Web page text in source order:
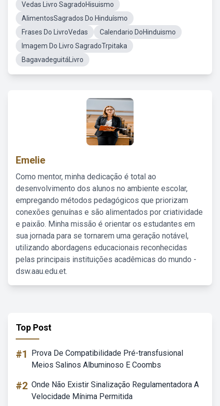
Vedas Livro SagradoHisuismo
AlimentosSagrados Do Hinduísmo
Frases Do LivroVedas
Calendario DoHinduismo
Imagem Do Livro SagradoTrpitaka
BagavadeguitáLivro
Emelie
Como mentor, minha dedicação é total ao
desenvolvimento dos alunos no ambiente escolar,
empregando métodos pedagógicos que priorizam
conexões genuínas e são alimentados por criatividade
e paixão. Minha missão é orientar os estudantes em
sua jornada para se tornarem uma geração notável,
utilizando abordagens educacionais reconhecidas
pelas principais instituições acadêmicas do mundo -
dsw.aau.edu.et.
Top Post
#1
Prova De Compatibilidade Pré-transfusional
Meios Salinos Albuminoso E Coombs
#2 Onde Não Existir Sinalização Regulamentadora A
Velocidade Mínima Permitida